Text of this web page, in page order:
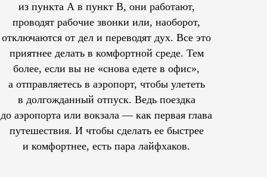
из пункта А в пункт В, они работают,
проводят рабочие звонки или, наоборот,
отключаются от дел и переводят дух. Все это
приятнее делать в комфортной среде. Тем
более, если вы не «снова едете в офис»,
а отправляетесь в аэропорт, чтобы улететь
в долгожданный отпуск. Ведь поездка
до аэропорта или вокзала — как первая глава
путешествия. И чтобы сделать ее быстрее
и комфортнее, есть пара лайфхаков.